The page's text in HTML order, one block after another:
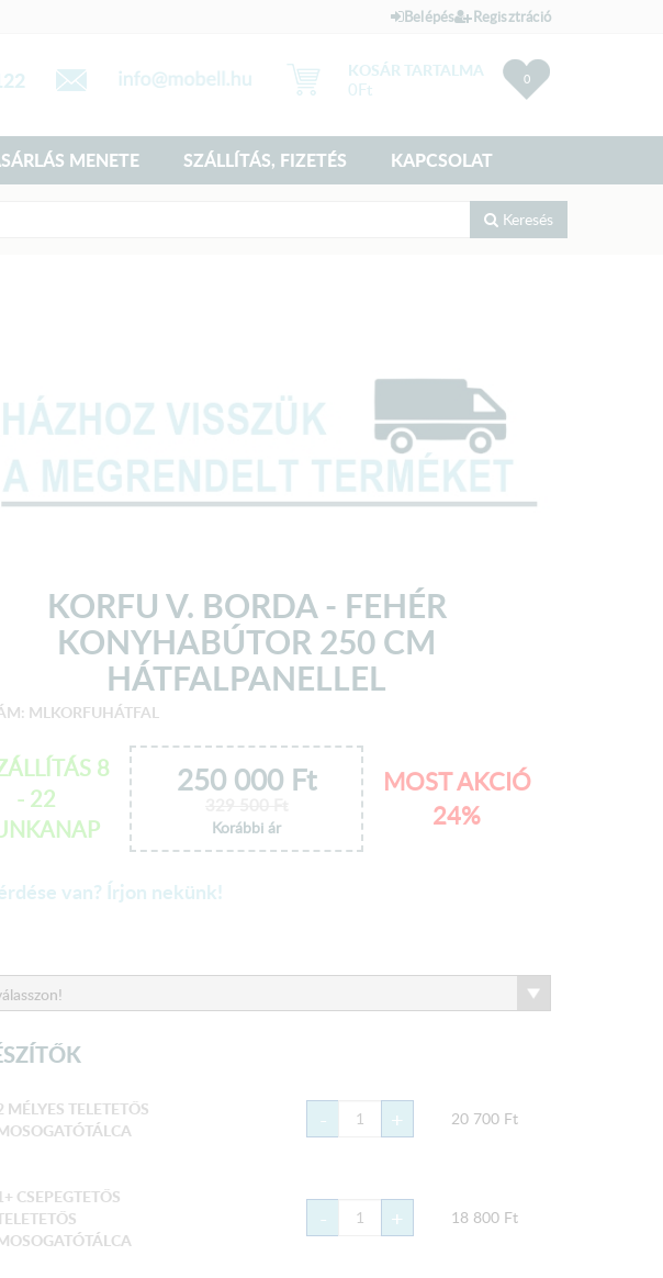
Belépés Regisztráció
0
KOSÁR TARTALMA
0Ft
MENETE SZÁLLÍTÁS, FIZETÉS KAPCSOLAT
Keresés
KORFU V. BORDA - FEHÉR
KONYHABÚTOR 250 CM
HÁTFALPANELLEL
MLKORFUHÁTFAL
8
- 22
250 000Ft
Korábbi ár
MOST AKCIÓ
24%
van? Írjon nekünk!
MÉLYES TELETETŐS
- + 20 700 Ft
CSEPEGTETŐS
- + 18 800 Ft